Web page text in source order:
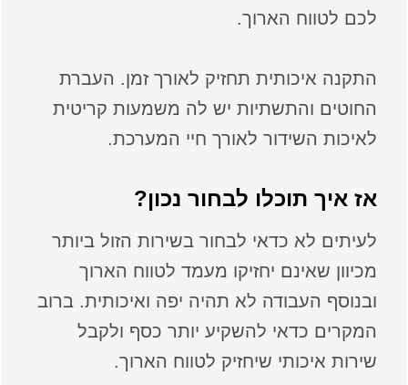
לכם לטווח הארוך.
התקנה איכותית תחזיק לאורך זמן. העברת
החוטים והתשתיות יש לה משמעות קריטית
לאיכות השידור לאורך חיי המערכת.
אז איך תוכלו לבחור נכון?
לעיתים לא כדאי לבחור בשירות הזול ביותר
מכיוון שאינם יחזיקו מעמד לטווח הארוך
ובנוסף העבודה לא תהיה יפה ואיכותית. ברוב
המקרים כדאי להשקיע יותר כסף ולקבל
שירות איכותי שיחזיק לטווח הארוך.